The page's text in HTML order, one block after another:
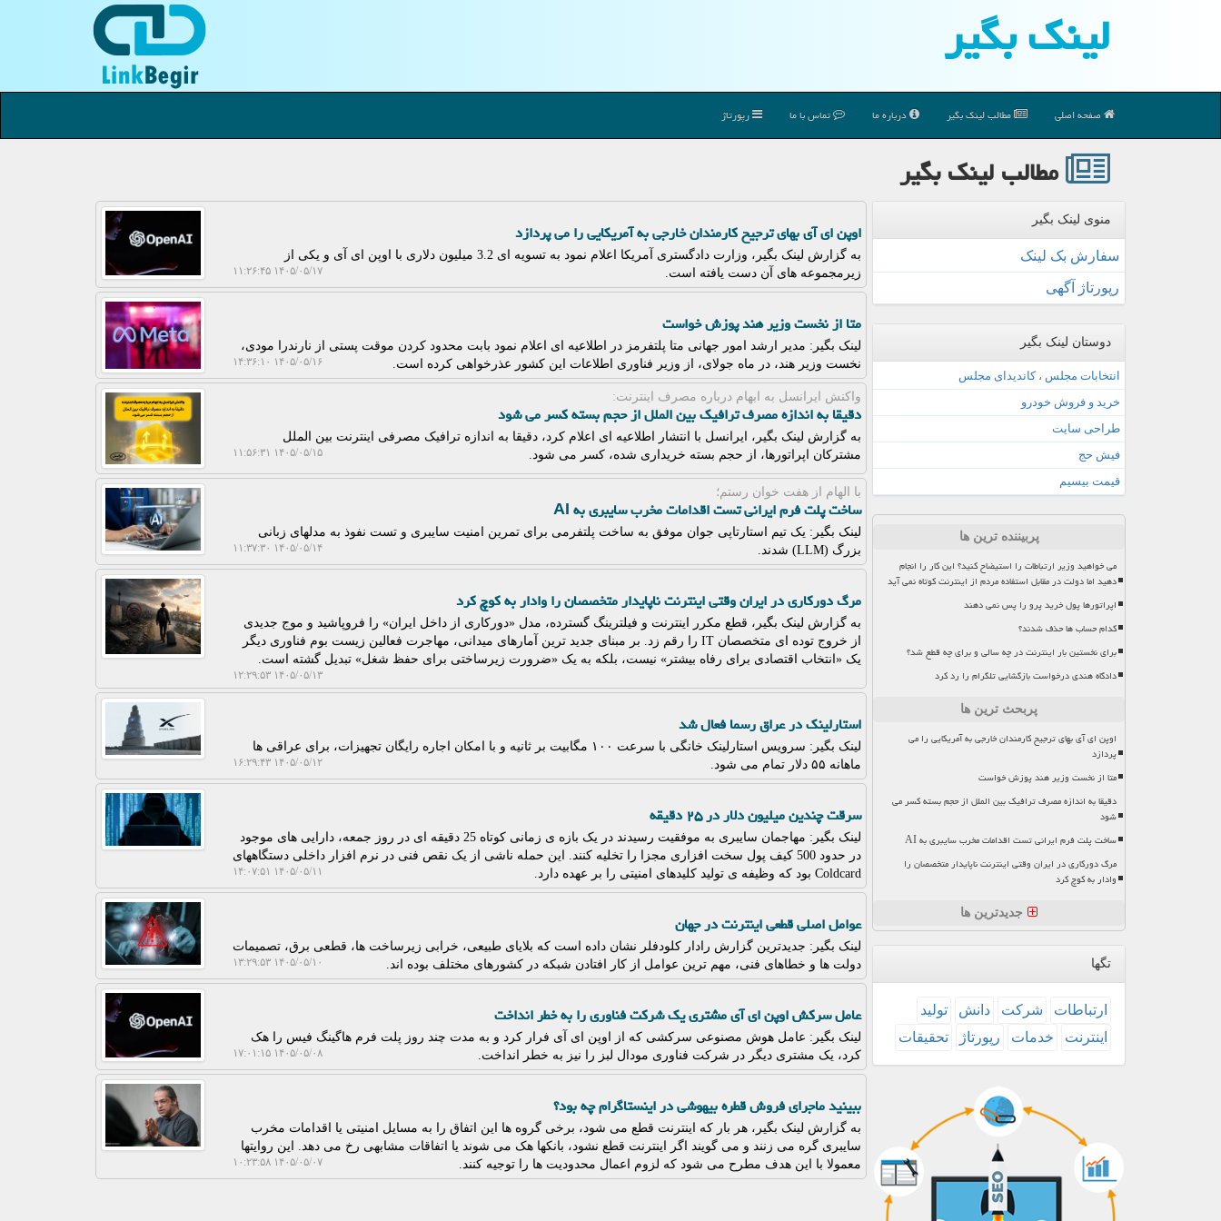
لینك بگیر
صفحه اصلی مطالب لینك بگیر درباره ما تماس با ما رپورتاژ
مطالب لینك بگیر
منوی لینک بگیر
سفارش بک لینک
رپورتاژ آگهی
دوستان لینک بگیر
انتخابات مجلس ، کاندیدای مجلس
خرید و فروش خودرو
طراحی سایت
فیش حج
قیمت بیسیم
پربیننده ترین ها
می خواهید وزیر ارتباطات را استیضاح کنید؟ این کار را انجام
دهید اما دولت در مقابل استفاده مردم از اینترنت کوتاه نمی آید
اپراتورها پول خرید پرو را پس نمی دهند
کدام حساب ها حذف شدند؟
برای نخستین بار اینترنت در چه سالی و برای چه قطع شد؟
دادگاه هندی درخواست بازگشایی تلگرام را رد کرد
پربحث ترین ها
اوپن ای آی بهای ترجیح کارمندان خارجی به آمریکایی را می
پردازد
متا از نخست وزیر هند پوزش خواست
دقیقا به اندازه مصرف ترافیک بین الملل از حجم بسته کسر می
شود
ساخت پلت فرم ایرانی تست اقدامات مخرب سایبری به AI
مرگ دورکاری در ایران وقتی اینترنت ناپایدار متخصصان را
وادار به کوچ کرد
جدیدترین ها
تگها
ارتباطات شركت دانش
تولید
اینترنت
خدمات رپورتاژ تحقیقات
اوپن ای آی بهای ترجیح کارمندان خارجی به آمریکایی را می پردازد
به گزارش لینک بگیر، وزارت دادگستری آمریکا اعلام نمود به تسویه ای 3.2 میلیون دلاری با اوپن ای آی و یکی از
زیرمجموعه های آن دست یافته است.
۱۴۰۵/۰۵/۱۷ ۱۱:۲۶:۴۵
متا از نخست وزیر هند پوزش خواست
لینک بگیر: مدیر ارشد امور جهانی متا پلتفرمز در اطلاعیه ای اعلام نمود بابت محدود کردن موقت پستی از نارندرا مودی،
نخست وزیر هند، در ماه جولای، از وزیر فناوری اطلاعات این کشور عذرخواهی کرده است.
۱۴۰۵/۰۵/۱۶ ۱۴:۳۶:۱۰
واكنش ایرانسل به ابهام درباره مصرف اینترنت:
دقیقا به اندازه مصرف ترافیک بین الملل از حجم بسته کسر می شود
به گزارش لینک بگیر، ایرانسل با انتشار اطلاعیه ای اعلام کرد، دقیقا به اندازه ترافیک مصرفی اینترنت بین الملل
مشترکان اپراتورها، از حجم بسته خریداری شده، کسر می شود.
۱۴۰۵/۰۵/۱۵ ۱۱:۵۶:۳۱
با الهام از هفت خوان رستم؛
ساخت پلت فرم ایرانی تست اقدامات مخرب سایبری به AI
لینک بگیر: یک تیم استارتاپی جوان موفق به ساخت پلتفرمی برای تمرین امنیت سایبری و تست نفوذ به مدلهای زبانی
بزرگ (LLM) شدند.
۱۴۰۵/۰۵/۱۴ ۱۱:۳۷:۳۰
مرگ دورکاری در ایران وقتی اینترنت ناپایدار متخصصان را وادار به کوچ کرد
به گزارش لینک بگیر، قطع مکرر اینترنت و فیلترینگ گسترده، مدل «دورکاری از داخل ایران» را فروپاشید و موج جدیدی
از خروج توده ای متخصصان IT را رقم زد. بر مبنای جدید ترین آمارهای میدانی، مهاجرت فعالین زیست بوم فناوری دیگر
یک «انتخاب اقتصادی برای رفاه بیشتر» نیست، بلکه به یک «ضرورت زیرساختی برای حفظ شغل» تبدیل گشته است.
۱۴۰۵/۰۵/۱۳ ۱۲:۲۹:۵۳
استارلینک در عراق رسما فعال شد
لینک بگیر: سرویس استارلینک خانگی با سرعت ۱۰۰ مگابیت بر ثانیه و با امکان اجاره رایگان تجهیزات، برای عراقی ها
ماهانه ۵۵ دلار تمام می شود.
۱۴۰۵/۰۵/۱۲ ۱۶:۲۹:۴۳
سرقت چندین میلیون دلار در ۲۵ دقیقه
لینک بگیر: مهاجمان سایبری به موفقیت رسیدند در یک بازه ی زمانی کوتاه 25 دقیقه ای در روز جمعه، دارایی های موجود
در حدود 500 کیف پول سخت افزاری مجزا را تخلیه کنند. این حمله ناشی از یک نقص فنی در نرم افزار داخلی دستگاههای
Coldcard بود که وظیفه ی تولید کلیدهای امنیتی را بر عهده دارد.
۱۴۰۵/۰۵/۱۱ ۱۴:۰۷:۵۱
عوامل اصلی قطعی اینترنت در جهان
لینک بگیر: جدیدترین گزارش رادار کلودفلر نشان داده است که بلایای طبیعی، خرابی زیرساخت ها، قطعی برق، تصمیمات
دولت ها و خطاهای فنی، مهم ترین عوامل از کار افتادن شبکه در کشورهای مختلف بوده اند.
۱۴۰۵/۰۵/۱۰ ۱۳:۲۹:۵۳
عامل سرکش اوپن ای آی مشتری یک شرکت فناوری را به خطر انداخت
لینک بگیر: عامل هوش مصنوعی سرکشی که از اوپن ای آی فرار کرد و به مدت چند روز پلت فرم هاگینگ فیس را هک
کرد، یک مشتری دیگر در شرکت فناوری مودال لبز را نیز به خطر انداخت.
۱۴۰۵/۰۵/۰۸ ۱۷:۰۱:۱۵
ببینید ماجرای فروش قطره بیهوشی در اینستاگرام چه بود؟
به گزارش لینک بگیر، هر بار که اینترنت قطع می شود، برخی گروه ها این اتفاق را به مسایل امنیتی یا اقدامات مخرب
سایبری گره می زنند و می گویند اگر اینترنت قطع نشود، بانکها هک می شوند یا اتفاقات مشابهی رخ می دهد. این روایتها
معمولا با این هدف مطرح می شود که لزوم اعمال محدودیت ها را توجیه کنند.
۱۴۰۵/۰۵/۰۷ ۱۰:۲۳:۵۸